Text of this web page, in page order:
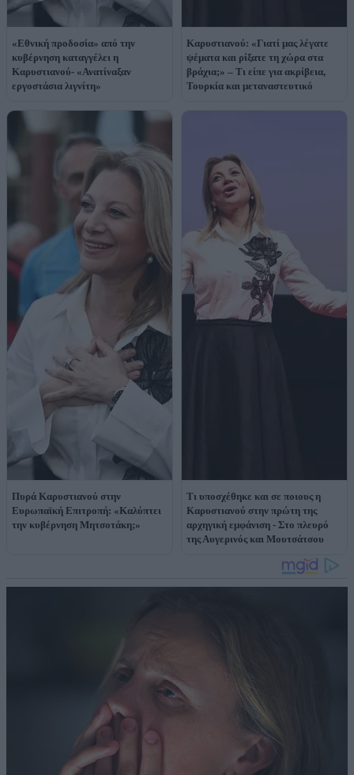
«Εθνική προδοσία» από την
κυβέρνηση καταγγέλει η
Καρυστιανού- «Ανατίναξαν
εργοστάσια λιγνίτη»
Καρυστιανού: «Γιατί μας λέγατε
ψέματα και ρίξατε τη χώρα στα
βράχια;» – Τι είπε για ακρίβεια,
Τουρκία και μεταναστευτικό
Πυρά Καρυστιανού στην
Ευρωπαϊκή Επιτροπή: «Καλύπτει
την κυβέρνηση Μητσοτάκη;»
Τι υποσχέθηκε και σε ποιους η
Καρυστιανού στην πρώτη της
αρχηγική εμφάνιση - Στο πλευρό
της Αυγερινός και Μουτσάτσου